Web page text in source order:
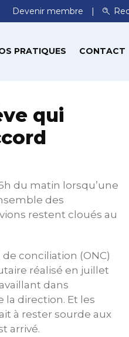
Devenir membre
PRATIQUES CONTACT
qui
du matin lorsqu’une
des
restent cloués au
conciliation (ONC)
réalisé en juillet
dans
la direction. Et les
à rester sourde aux
arrivé.